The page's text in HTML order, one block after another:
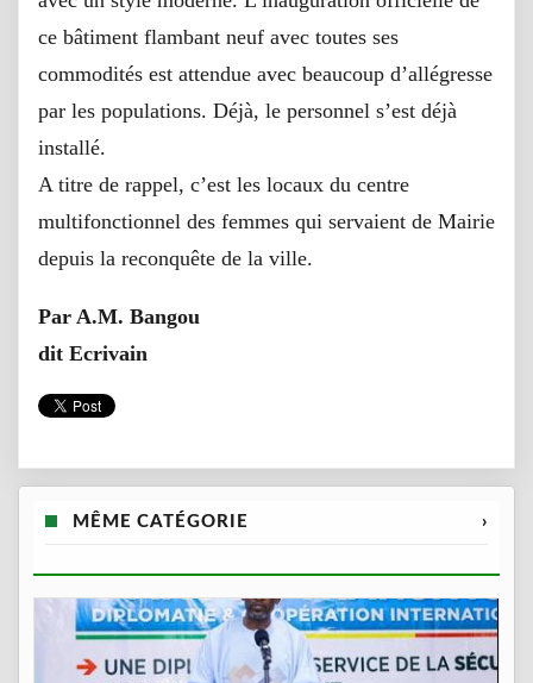
ce bâtiment flambant neuf avec toutes ses
commodités est attendue avec beaucoup d’allégresse
par les populations. Déjà, le personnel s’est déjà
installé.
A titre de rappel, c’est les locaux du centre
multifonctionnel des femmes qui servaient de Mairie
depuis la reconquête de la ville.
Par A.M. Bangou
dit Ecrivain
MÊME CATÉGORIE ›